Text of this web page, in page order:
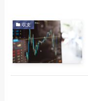
収支